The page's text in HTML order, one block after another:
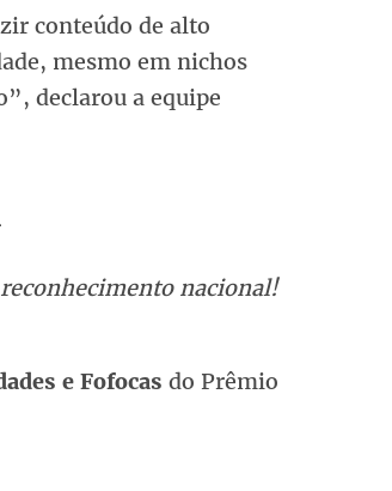
conteúdo de alto
mesmo em nichos
declarou a equipe
nacional!
e Fofocas do Prêmio